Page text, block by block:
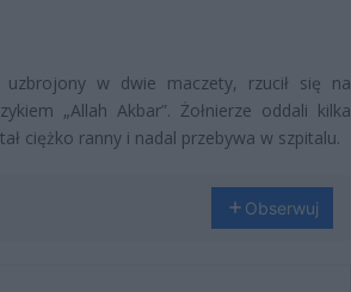
w dwie maczety, rzucił się na
„Allah Akbar”. Żołnierze oddali kilka
ciężko ranny i nadal przebywa w szpitalu.
Obserwuj